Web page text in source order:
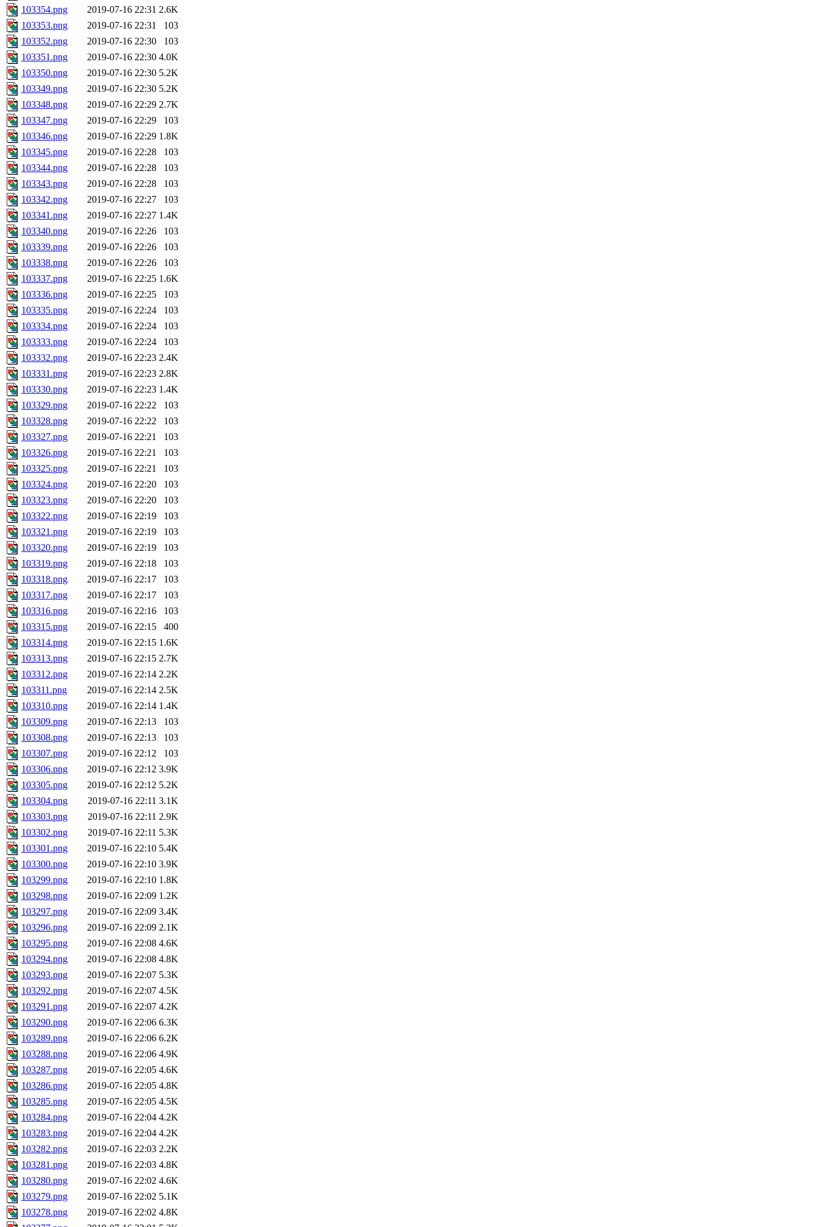
103354.png
2019-07-16 22:31 2.6K
103353.png
2019-07-16 22:31
103
103352.png
2019-07-16 22:30
103
103351.png
2019-07-16 22:30 4.0K
103350.png
2019-07-16 22:30 5.2K
103349.png
2019-07-16 22:30 5.2K
103348.png
2019-07-16 22:29 2.7K
103347.png
2019-07-16 22:29
103
103346.png
2019-07-16 22:29 1.8K
103345.png
2019-07-16 22:28
103
103344.png
2019-07-16 22:28
103
103343.png
2019-07-16 22:28
103
103342.png
2019-07-16 22:27
103
103341.png
2019-07-16 22:27 1.4K
103340.png
2019-07-16 22:26
103
103339.png
2019-07-16 22:26
103
103338.png
2019-07-16 22:26
103
103337.png
2019-07-16 22:25 1.6K
103336.png
2019-07-16 22:25
103
103335.png
2019-07-16 22:24
103
103334.png
2019-07-16 22:24
103
103333.png
2019-07-16 22:24
103
103332.png
2019-07-16 22:23 2.4K
103331.png
2019-07-16 22:23 2.8K
103330.png
2019-07-16 22:23 1.4K
103329.png
2019-07-16 22:22
103
103328.png
2019-07-16 22:22
103
103327.png
2019-07-16 22:21
103
103326.png
2019-07-16 22:21
103
103325.png
2019-07-16 22:21
103
103324.png
2019-07-16 22:20
103
103323.png
2019-07-16 22:20
103
103322.png
2019-07-16 22:19
103
103321.png
2019-07-16 22:19
103
103320.png
2019-07-16 22:19
103
103319.png
2019-07-16 22:18
103
103318.png
2019-07-16 22:17
103
103317.png
2019-07-16 22:17
103
103316.png
2019-07-16 22:16
103
103315.png
2019-07-16 22:15
400
103314.png
2019-07-16 22:15 1.6K
103313.png
2019-07-16 22:15 2.7K
103312.png
2019-07-16 22:14 2.2K
103311.png
2019-07-16 22:14 2.5K
103310.png
2019-07-16 22:14 1.4K
103309.png
2019-07-16 22:13
103
103308.png
2019-07-16 22:13
103
103307.png
2019-07-16 22:12
103
103306.png
2019-07-16 22:12 3.9K
103305.png
2019-07-16 22:12 5.2K
103304.png
2019-07-16 22:11 3.1K
103303.png
2019-07-16 22:11 2.9K
103302.png
2019-07-16 22:11 5.3K
103301.png
2019-07-16 22:10 5.4K
103300.png
2019-07-16 22:10 3.9K
103299.png
2019-07-16 22:10 1.8K
103298.png
2019-07-16 22:09 1.2K
103297.png
2019-07-16 22:09 3.4K
103296.png
2019-07-16 22:09 2.1K
103295.png
2019-07-16 22:08 4.6K
103294.png
2019-07-16 22:08 4.8K
103293.png
2019-07-16 22:07 5.3K
103292.png
2019-07-16 22:07 4.5K
103291.png
2019-07-16 22:07 4.2K
103290.png
2019-07-16 22:06 6.3K
103289.png
2019-07-16 22:06 6.2K
103288.png
2019-07-16 22:06 4.9K
103287.png
2019-07-16 22:05 4.6K
103286.png
2019-07-16 22:05 4.8K
103285.png
2019-07-16 22:05 4.5K
103284.png
2019-07-16 22:04 4.2K
103283.png
2019-07-16 22:04 4.2K
103282.png
2019-07-16 22:03 2.2K
103281.png
2019-07-16 22:03 4.8K
103280.png
2019-07-16 22:02 4.6K
103279.png
2019-07-16 22:02 5.1K
103278.png
2019-07-16 22:02 4.8K